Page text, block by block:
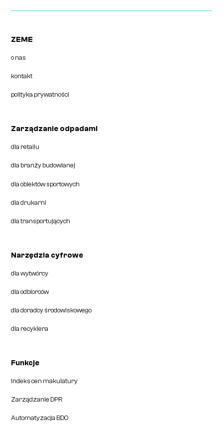
ZEME
o nas
kontakt
polityka prywatności
Zarządzanie odpadami
dla retailu
dla branży budowlanej
dla obiektów sportowych
dla drukarni
dla transportujących
Narzędzia cyfrowe
dla wytwórcy
dla odbiorców
dla doradcy środowiskowego
dla recyklera
Funkcje
Indeks cen makulatury
Zarządzanie DPR
Automatyzacja BDO